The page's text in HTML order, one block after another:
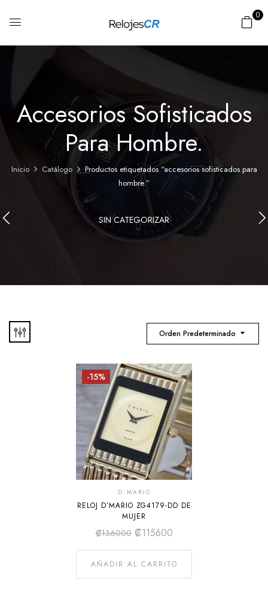
0
Accesorios Sofisticados
Para Hombre.
Inicio Catálogo
Productos etiquetados “accesorios sofisticados para
hombre.”
SIN CATEGORIZAR
Orden Predeterminado
-15%
D´MARIO
RELOJ D’MARIO ZG4179-DD DE
MUJER
₡136000 ₡115600
AÑADIR AL CARRITO